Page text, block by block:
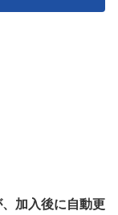
加入後に自動更